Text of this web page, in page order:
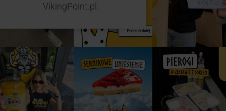
VikingPoint.pl.